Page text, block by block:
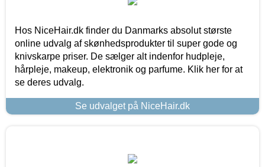
Hos NiceHair.dk finder du Danmarks absolut største
online udvalg af skønhedsprodukter til super gode og
knivskarpe priser. De sælger alt indenfor hudpleje,
hårpleje, makeup, elektronik og parfume. Klik her for at
se deres udvalg.
Se udvalget på NiceHair.dk